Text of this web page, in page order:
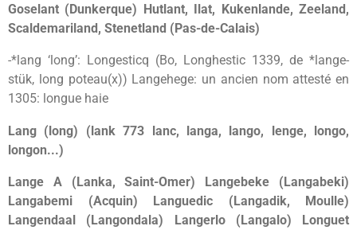
Goselant (Dunkerque) Hutlant, Ilat, Kukenlande, Zeeland,
Scaldemariland, Stenetland (Pas-de-Calais)
-*lang ‘long’: Longesticq (Bo, Longhestic 1339, de *lange-
stük, long poteau(x)) Langehege: un ancien nom attesté en
1305: longue haie
Lang (long) (lank 773 lanc, langa, lango, lenge, longo,
longon...)
Lange A (Lanka, Saint-Omer) Langebeke (Langabeki)
Langabemi (Acquin) Languedic (Langadik, Moulle)
Langendaal (Langondala) Langerlo (Langalo) Longuet